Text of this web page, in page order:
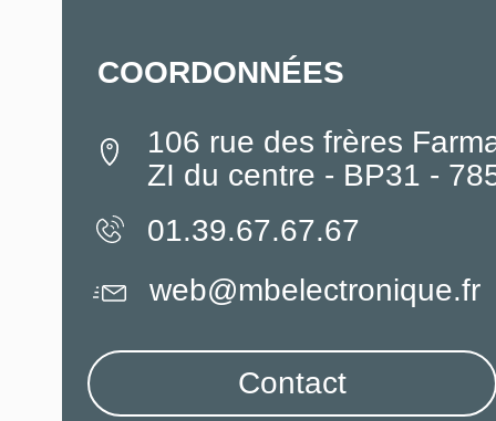
COORDONNÉES
106 rue des frères
ZI du centre - BP31 -
01.39.67.67.67
web@mbelectronique.fr
Contact